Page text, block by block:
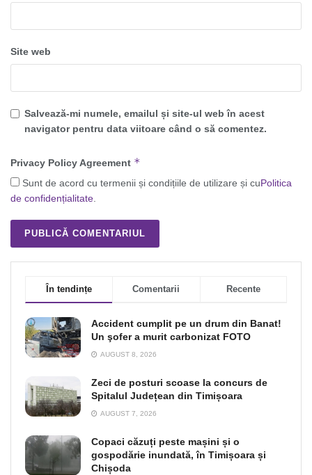
Site web
Salvează-mi numele, emailul și site-ul web în acest
navigator pentru data viitoare când o să comentez.
Privacy Policy Agreement *
Sunt de acord cu termenii și condițiile de utilizare și cuPolitica
de confidențialitate.
În tendințe Comentarii Recente
Accident cumplit pe un drum din Banat!
Un şofer a murit carbonizat FOTO
AUGUST 8, 2026
Zeci de posturi scoase la concurs de
Spitalul Județean din Timișoara
AUGUST 7, 2026
Copaci căzuți peste mașini și o
gospodărie inundată, în Timișoara și
Chișoda